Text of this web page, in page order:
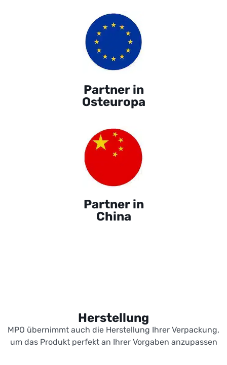
Partner in
Osteuropa
Partner in
China
Herstellung
MPO übernimmt auch die Herstellung Ihrer Verpackung,
um das Produkt perfekt an Ihrer Vorgaben anzupassen